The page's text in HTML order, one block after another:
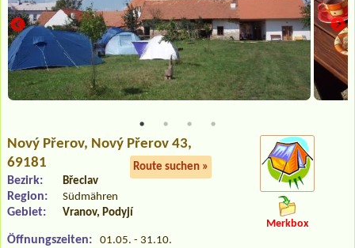
Nový Přerov, Nový Přerov 43,
69181
Route suchen »
Bezirk: Břeclav
Region: Südmähren
Gebiet: Vranov, Podyjí
Öffnungszeiten: 01.05. - 31.10.
Merkbox